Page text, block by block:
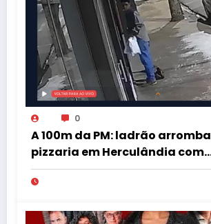
0
A 100m da PM: ladrão arromba
pizzaria em Herculândia com
patinete furtado